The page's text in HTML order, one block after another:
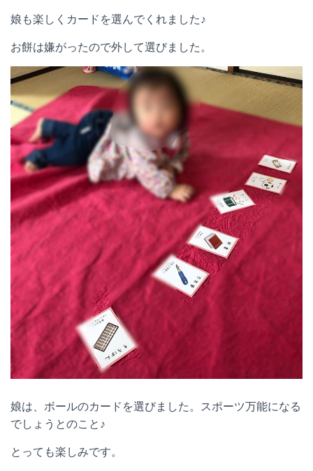
娘も楽しくカードを選んでくれました♪
お餅は嫌がったので外して選びました。
娘は、ボールのカードを選びました。スポーツ万能になる
でしょうとのこと♪
とっても楽しみです。